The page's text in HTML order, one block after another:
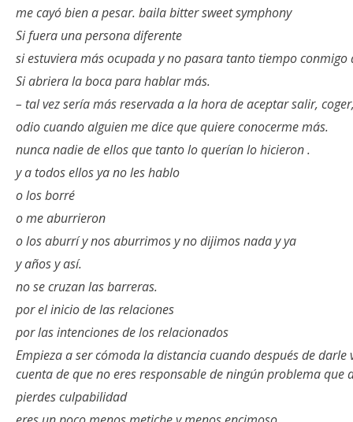
me cayó bien a pesar. baila bitter sweet symphony
Si fuera una persona diferente
si estuviera más ocupada y no pasara tanto tiempo conmigo
Si abriera la boca para hablar más.
– tal vez sería más reservada a la hora de aceptar salir,
odio cuando alguien me dice que quiere conocerme más.
nunca nadie de ellos que tanto lo querían lo hicieron .
y a todos ellos ya no les hablo
o los borré
o me aburrieron
o los aburrí y nos aburrimos y no dijimos nada y ya
y años y así.
no se cruzan las barreras.
por el inicio de las relaciones
por las intenciones de los relacionados
Empieza a ser cómoda la distancia cuando después de
cuenta de que no eres responsable de ningún problema
pierdes culpabilidad